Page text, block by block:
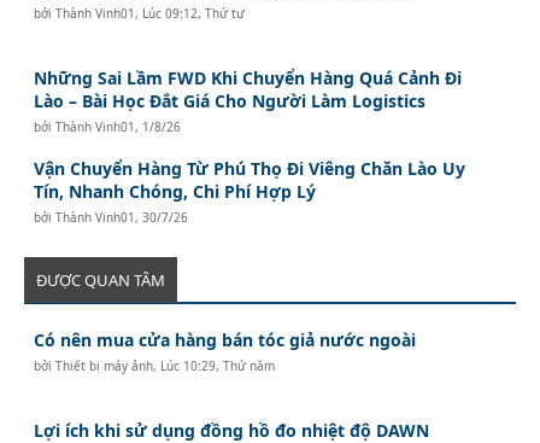
bởiThành Vinh01, Lúc 09:12, Thứ tư
Những Sai Lầm FWD Khi Chuyển Hàng Quá Cảnh Đi
Lào – Bài Học Đắt Giá Cho Người Làm Logistics
bởiThành Vinh01, 1/8/26
Vận Chuyển Hàng Từ Phú Thọ Đi Viêng Chăn Lào Uy
Tín, Nhanh Chóng, Chi Phí Hợp Lý
bởiThành Vinh01,30/7/26
ĐƯỢC QUAN TÂM
Có nên mua cửa hàng bán tóc giả nước ngoài
bởiThiết bị máy ảnh, Lúc 10:29, Thứ năm
Lợi ích khi sử dụng đồng hồ đo nhiệt độ DAWN